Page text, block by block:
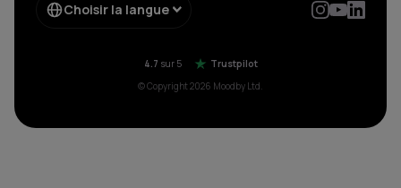
Choisir la langue
4.7 sur 5
Trustpilot
© Copyright 2026 Moodby Ltd.